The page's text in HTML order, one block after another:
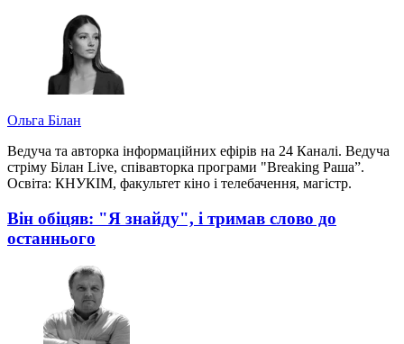
Ольга Білан
Ведуча та авторка інформаційних ефірів на 24 Каналі. Ведуча
стріму Білан Live, співавторка програми "Breaking Раша”.
Освіта: КНУКІМ, факультет кіно і телебачення, магістр.
Він обіцяв: "Я знайду", і тримав слово до
останнього